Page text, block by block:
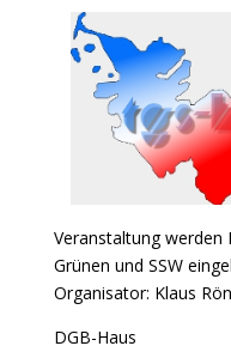
Veranstaltung werden
Grünen und SSW
Organisator: Klaus
DGB-Haus